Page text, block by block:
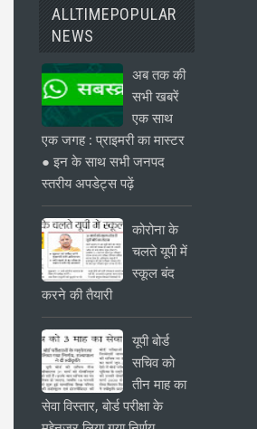
ALLTIMEPOPULAR
NEWS
अब तक की
सभी खबरें
एक साथ
एक जगह : प्राइमरी का मास्टर
● इन के साथ सभी जनपद
स्तरीय अपडेट्स पढ़ें
कोरोना के
चलते यूपी में
स्कूल बंद
करने की तैयारी
यूपी बोर्ड
सचिव को
तीन माह का
सेवा विस्तार, बोर्ड परीक्षा के